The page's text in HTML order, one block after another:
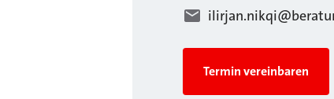
Termin vereinbaren